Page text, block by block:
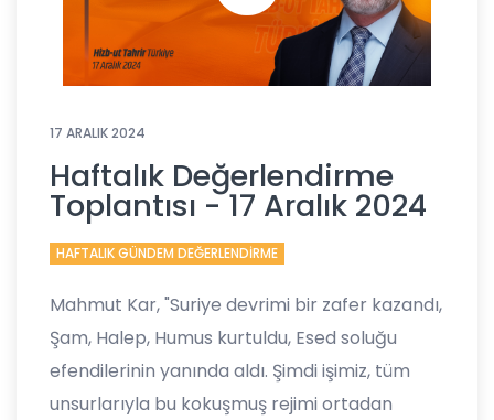
17 ARALIK 2024
Haftalık Değerlendirme
Toplantısı - 17 Aralık 2024
HAFTALIK GÜNDEM DEĞERLENDİRME
Mahmut Kar, "Suriye devrimi bir zafer kazandı,
Şam, Halep, Humus kurtuldu, Esed soluğu
efendilerinin yanında aldı. Şimdi işimiz, tüm
unsurlarıyla bu kokuşmuş rejimi ortadan